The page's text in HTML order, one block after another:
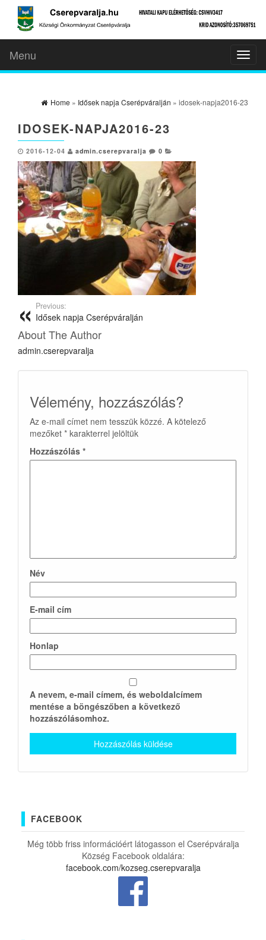
Menu
Home » Idősek napja Cserépváralján » idosek-napja2016-23
IDOSEK-NAPJA2016-23
2016-12-04 admin.cserepvaralja 0
Previous:
Idősek napja Cserépváralján
About The Author
admin.cserepvaralja
Vélemény, hozzászólás?
Az e-mail címet nem tesszük közzé. A kötelező
mezőket * karakterrel jelöltük
Hozzászólás *
Név
E-mail cím
Honlap
A nevem, e-mail címem, és weboldalcímem
mentése a böngészőben a következő
hozzászólásomhoz.
FACEBOOK
Még több friss információért látogasson el Cserépváralja
Község Facebook oldalára:
facebook.com/kozseg.cserepvaralja